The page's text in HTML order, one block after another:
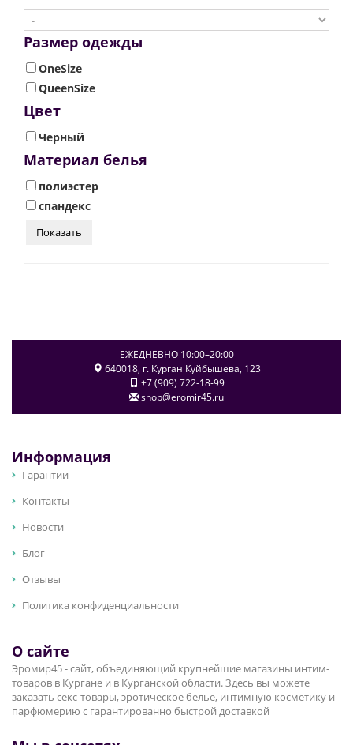
Размер одежды
OneSize
QueenSize
Цвет
Черный
Материал белья
полиэстер
спандекс
ЕЖЕДНЕВНО 10:00–20:00
640018, г. Курган Куйбышева, 123
+7 (909) 722-18-99
shop@eromir45.ru
Информация
Гарантии
Контакты
Новости
Блог
Отзывы
Политика конфиденциальности
О сайте
Эромир45 - сайт, объединяющий крупнейшие магазины интим-
товаров в Кургане и в Курганской области. Здесь вы можете
заказать секс-товары, эротическое белье, интимную косметику и
парфюмерию с гарантированно быстрой доставкой